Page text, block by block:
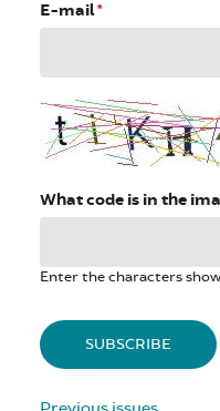
E-mail*
What code is in the
Enter the characters